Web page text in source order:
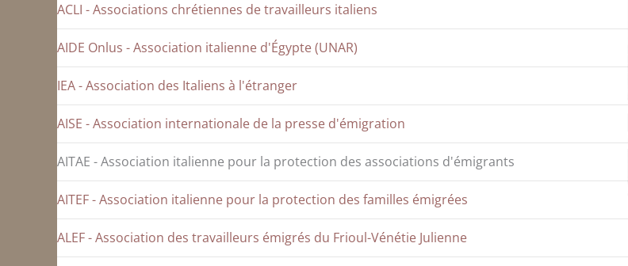
ACLI - Associations chrétiennes de travailleurs italiens
AIDE Onlus - Association italienne d'Égypte (UNAR)
IEA - Association des Italiens à l'étranger
AISE - Association internationale de la presse d'émigration
AITAE - Association italienne pour la protection des associations d'émigrants
AITEF - Association italienne pour la protection des familles émigrées
ALEF - Association des travailleurs émigrés du Frioul-Vénétie Julienne